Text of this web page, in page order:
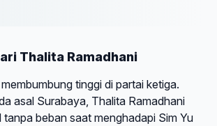
Thalita Ramadhani
tinggi di partai ketiga.
asal Surabaya, Thalita Ramadhani
beban saat menghadapi Sim Yu